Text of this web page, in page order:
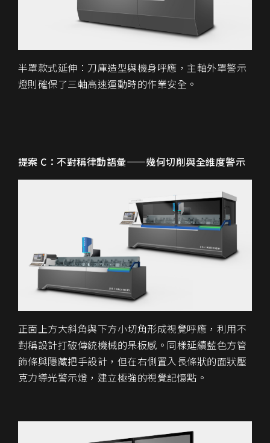
半罩款式延伸：刀庫造型與機身呼應，主軸外罩警示
燈則確保了三軸高速運動時的作業安全。
提案 C：不對稱律動語彙——幾何切削與全維度警示
正面上方大斜角與下方小切角形成視覺呼應，利用不
對稱設計打破傳統機械的呆板感。同樣延續藍色方管
飾條與隱藏把手設計，但在右側置入長條狀的面狀壓
克力導光警示燈，建立極強的視覺記憶點。